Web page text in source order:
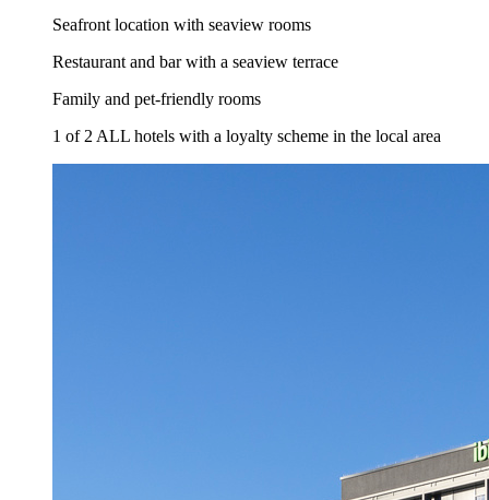
Seafront location with seaview rooms
Restaurant and bar with a seaview terrace
Family and pet-friendly rooms
1 of 2 ALL hotels with a loyalty scheme in the local area